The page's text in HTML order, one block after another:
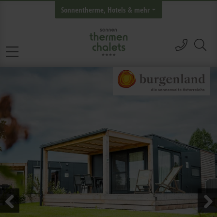
Sonnentherme, Hotels & mehr
hívás